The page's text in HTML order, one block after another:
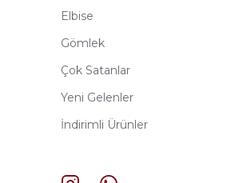
Elbise
Gömlek
Çok Satanlar
Yeni Gelenler
İndirimli Ürünler